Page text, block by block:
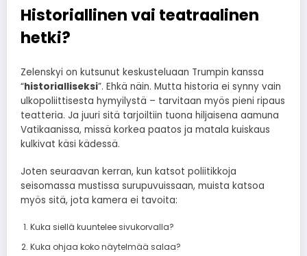
Historiallinen vai teatraalinen
hetki?
Zelenskyi on kutsunut keskusteluaan Trumpin kanssa
“historialliseksi”. Ehkä näin. Mutta historia ei synny vain
ulkopoliittisesta hymyilystä – tarvitaan myös pieni ripaus
teatteria. Ja juuri sitä tarjoiltiin tuona hiljaisena aamuna
Vatikaanissa, missä korkea paatos ja matala kuiskaus
kulkivat käsi kädessä.
Joten seuraavan kerran, kun katsot poliitikkoja
seisomassa mustissa surupuvuissaan, muista katsoa
myös sitä, jota kamera ei tavoita:
Kuka siellä kuuntelee sivukorvalla?
Kuka ohjaa koko näytelmää salaa?